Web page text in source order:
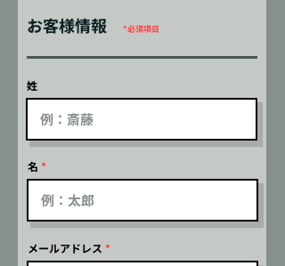
お客様情報 *必須項目
姓
名
メールアドレス